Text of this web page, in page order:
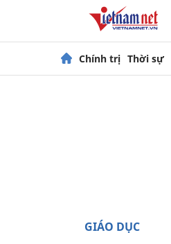
Chính trị Thời sự
GIÁO DỤC